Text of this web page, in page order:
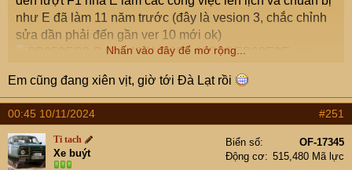
như E đã làm 11 năm trước (đây là vesion 3, chắc chỉnh
sửa dần phải đến gần ver 10 mới ok)
Nhấn vào đây để mở rộng...
Em cũng đang xiên vịt, giờ tới Đà Lạt rồi
00:45 10/11/2024 #251
Ti tach
Xe buýt
Biển số
OF-17345
Động cơ
515,480 Mã lực